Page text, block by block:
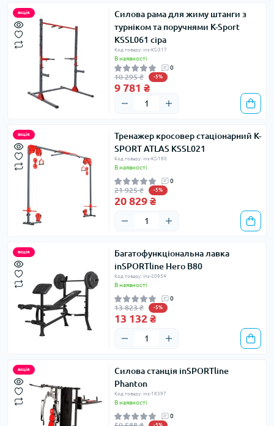
акція
Силова рама для жиму штанги з
турніком та поручнями K-Sport
KSSL061 сіра
Код товару: ins-KS-317
В наявності
0
10 295 ₴ -5%
9 781 ₴
акція
Тренажер кросовер стаціонарний K-
SPORT ATLAS KSSL021
Код товару: ins-KS-180
В наявності
0
21 925 ₴ -5%
20 829 ₴
акція
Багатофункціональна лавкa
inSPORTline Hero B80
Код товару: ins-20954
В наявності
0
13 823 ₴ -5%
13 132 ₴
акція
Силова станція inSPORTline
Phanton
Код товару: ins-18397
В наявності
0